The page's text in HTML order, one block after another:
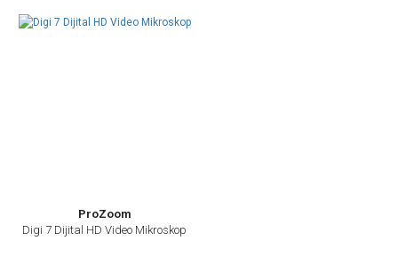
ProZoom
Digi 7 Dijital HD Video Mikroskop